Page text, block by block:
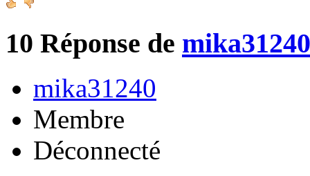
10 Réponse de mika31240
mika31240
Membre
Déconnecté